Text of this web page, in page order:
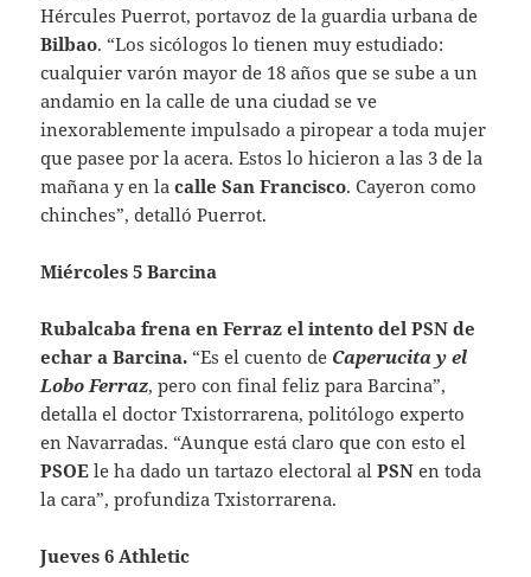
Hércules Puerrot, portavoz de la guardia urbana de
Bilbao. “Los sicólogos lo tienen muy estudiado:
cualquier varón mayor de 18 años que se sube a un
andamio en la calle de una ciudad se ve
inexorablemente impulsado a piropear a toda mujer
que pasee por la acera. Estos lo hicieron a las 3 de la
mañana y en lacalle San Francisco. Cayeron como
chinches”, detalló Puerrot.
Miércoles 5 Barcina
Rubalcaba frena en Ferraz el intento del PSN de
echar a Barcina. “Es el cuento de Caperucita y el
Lobo Ferraz, pero con final feliz para Barcina”,
detalla el doctor Txistorrarena, politólogo experto
en Navarradas. “Aunque está claro que con esto el
PSOE le ha dado un tartazo electoral al PSN en toda
la cara”, profundiza Txistorrarena.
Jueves 6 Athletic